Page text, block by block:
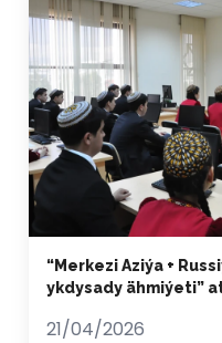
“Merkezi Aziýa +
ykdysady ähmiýeti”
21/04/2026